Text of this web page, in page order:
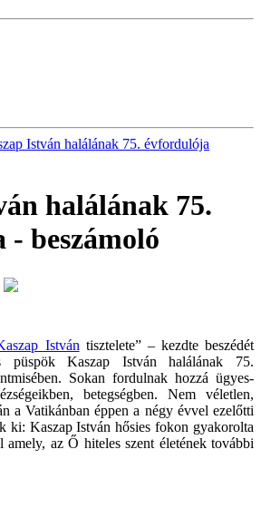
István halálának 75. évfordulója
halálának 75.
- beszámoló
István tisztelete” – kezdte beszédét
püspök Kaszap István halálának 75.
Sokan fordulnak hozzá ügyes-
betegségben. Nem véletlen,
a Vatikánban éppen a négy évvel ezelőtti
ki: Kaszap István hősies fokon gyakorolta
amely, az Ő hiteles szent életének további